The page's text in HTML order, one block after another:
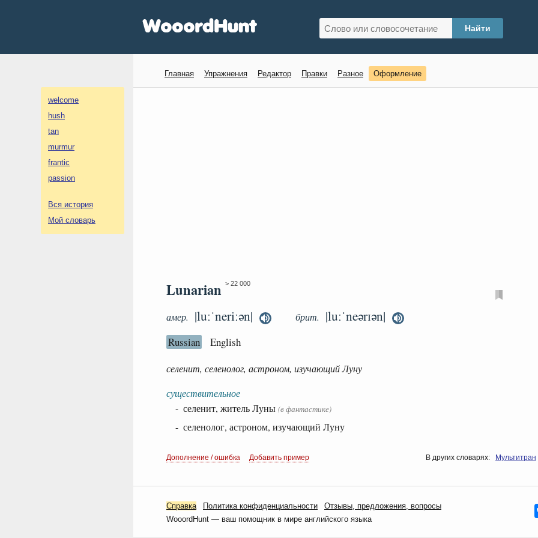
welcome
hush
tan
murmur
frantic
passion
Вся история
Мой словарь
Главная Упражнения Редактор Правки Разное Оформление
Lunarian > 22 000
амер. |luːˈneriːən| брит. |luːˈneərɪən|
Russian English
селенит, селенолог, астроном, изучающий Луну
существительное
- селенит, житель Луны (в фантастике)
- селенолог, астроном, изучающий Луну
Дополнение / ошибка Добавить пример В других словарях: Мультитран
Справка Политика конфиденциальности
Oтзывы, предложения, вопросы
WooordHunt — ваш помощник в мире английского языка